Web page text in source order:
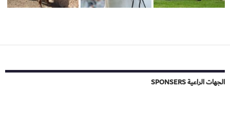
الجهات الراعية SPONSERS